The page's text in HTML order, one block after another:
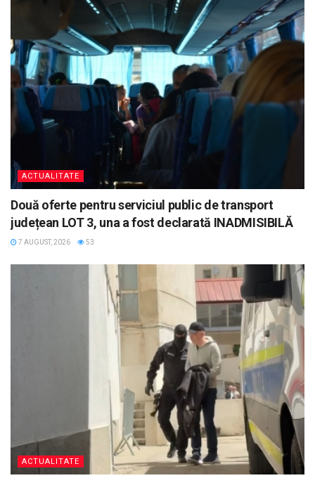
ACTUALITATE
Două oferte pentru serviciul public de transport
județean LOT 3, una a fost declarată INADMISIBILĂ
7 AUGUST, 2026 53
ACTUALITATE